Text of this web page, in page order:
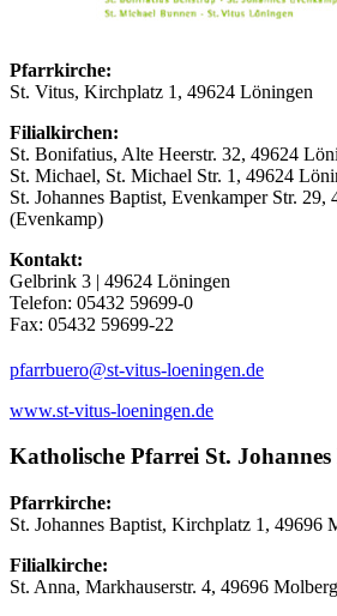
Pfarrkirche:
St. Vitus, Kirchplatz 1, 49624 Löningen
Filialkirchen:
St. Bonifatius, Alte Heerstr. 32, 49624
St. Michael, St. Michael Str. 1, 49624
St. Johannes Baptist, Evenkamper Str. 29,
(Evenkamp)
Kontakt:
Gelbrink 3 | 49624 Löningen
Telefon: 05432 59699-0
Fax: 05432 59699-22
pfarrbuero (at)
st-vitus-loeningen.de
www.st-vitus-loeningen.de
Katholische Pfarrei St.
Pfarrkirche:
St. Johannes Baptist, Kirchplatz 1, 49696
Filialkirche:
St. Anna, Markhauserstr. 4, 49696